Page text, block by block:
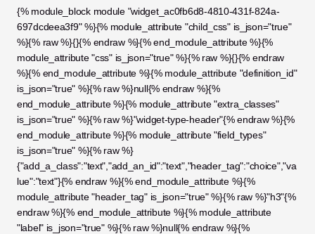
{% module_block module "widget_ac0fb6d8-4810-431f-824a-
697dcdeea3f9" %}{% module_attribute "child_css" is_json="true"
%}{% raw %}{}{% endraw %}{% end_module_attribute %}{%
module_attribute "css" is_json="true" %}{% raw %}{}{% endraw
%}{% end_module_attribute %}{% module_attribute "definition_id"
is_json="true" %}{% raw %}null{% endraw %}{%
end_module_attribute %}{% module_attribute "extra_classes"
is_json="true" %}{% raw %}"widget-type-header"{% endraw %}{%
end_module_attribute %}{% module_attribute "field_types"
is_json="true" %}{% raw %}
{"add_a_class":"text","add_an_id":"text","header_tag":"choice","va
lue":"text"}{% endraw %}{% end_module_attribute %}{%
module_attribute "header_tag" is_json="true" %}{% raw %}"h3"{%
endraw %}{% end_module_attribute %}{% module_attribute
"label" is_json="true" %}{% raw %}null{% endraw %}{%